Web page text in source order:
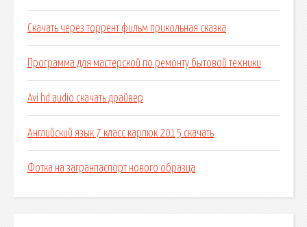
Скачать через торрент фильм прикольная сказка
Программа для мастерской по ремонту бытовой техники
Avi hd audio скачать драйвер
Английский язык 7 класс карпюк 2015 скачать
Фотка на загранпаспорт нового образца